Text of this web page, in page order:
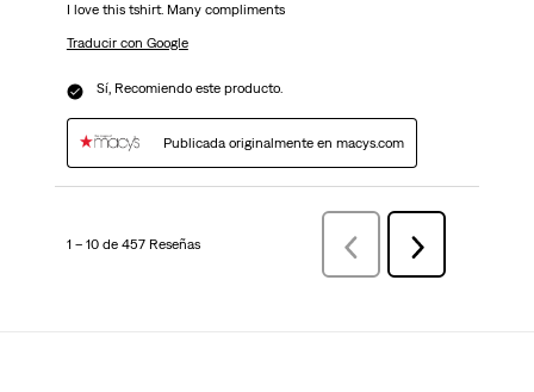
I love this tshirt. Many compliments
Traducir con Google
Sí, Recomiendo este producto.
Publicada originalmente en macys.com
1 – 10 de 457 Reseñas AnteriorReseñasSiguiente
Reseñas